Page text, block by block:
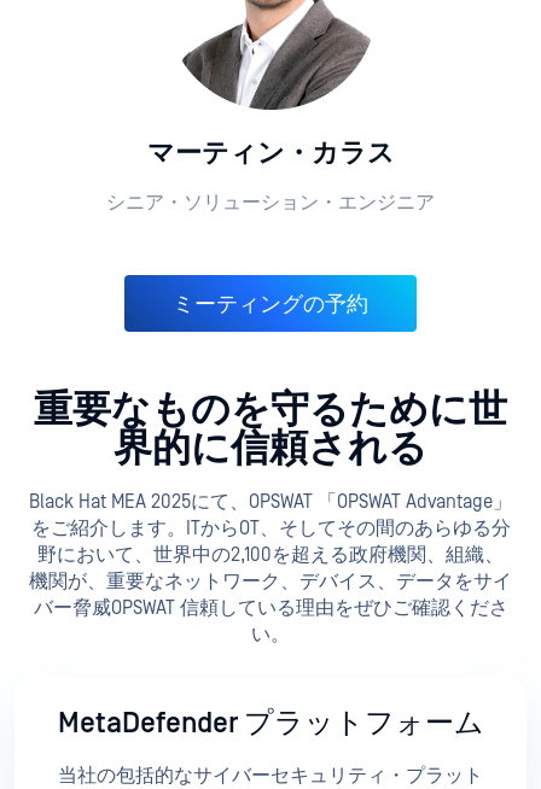
マーティン・カラス
シニア・ソリューション・エンジニア
ミーティングの予約
重要なものを守るために世
界的に信頼される
Black Hat MEA 2025にて、OPSWAT 「OPSWAT Advantage」
をご紹介します。ITからOT、そしてその間のあらゆる分
野において、世界中の2,100を超える政府機関、組織、
機関が、重要なネットワーク、デバイス、データをサイ
バー脅威OPSWAT 信頼している理由をぜひご確認くださ
い。
MetaDefender プラットフォーム
当社の包括的なサイバーセキュリティ・プラット